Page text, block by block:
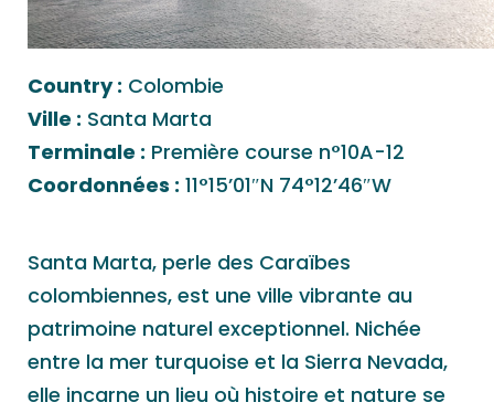
Country : Colombie
Ville : Santa Marta
Terminale : Première course n°10A-12
Coordonnées : 11°15’01″N 74°12’46″W
Santa Marta, perle des Caraïbes
colombiennes, est une ville vibrante au
patrimoine naturel exceptionnel. Nichée
entre la mer turquoise et la Sierra Nevada,
elle incarne un lieu où histoire et nature se